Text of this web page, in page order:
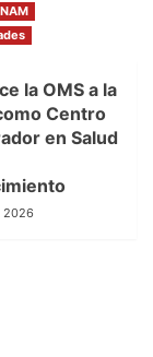
la OMS a la
Centro
en Salud
2026